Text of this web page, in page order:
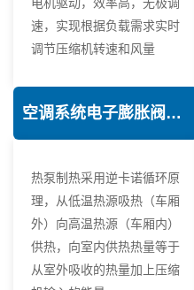
速，实现根据负载需求实时
调节压缩机转速和风量
空调系统电子膨胀阀热力学优化技术
热泵制热采用逆卡诺循环原
理，从低温热源吸热（车厢
外）向高温热源（车厢内）
供热，向室内供热热量等于
从室外吸收的热量加上压缩